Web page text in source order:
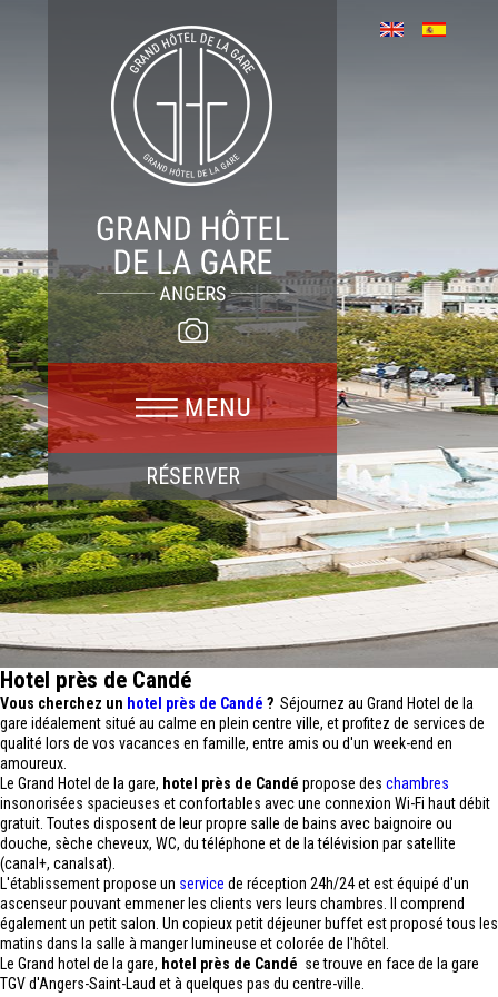
RÉSERVER
Hotel près de Candé
Vous cherchez un hotel près de Candé ? Séjournez au Grand Hotel de la
gare idéalement situé au calme en plein centre ville, et profitez de services de
qualité lors de vos vacances en famille, entre amis ou d'un week-end en
amoureux.
Le Grand Hotel de la gare, hotel près de Candé propose des chambres
insonorisées spacieuses et confortables avec une connexion Wi-Fi haut débit
gratuit. Toutes disposent de leur propre salle de bains avec baignoire ou
douche, sèche cheveux, WC, du téléphone et de la télévision par satellite
(canal+, canalsat).
L'établissement propose un service de réception 24h/24 et est équipé d'un
ascenseur pouvant emmener les clients vers leurs chambres. Il comprend
également un petit salon. Un copieux petit déjeuner buffet est proposé tous les
matins dans la salle à manger lumineuse et colorée de l'hôtel.
Le Grand hotel de la gare, hotel près de Candé se trouve en face de la gare
TGV d'Angers-Saint-Laud et à quelques pas du centre-ville.